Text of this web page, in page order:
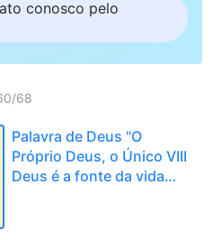
conosco pelo
/68
Palavra de Deus "O
Próprio Deus, o Único VIII
Deus é a fonte da vida